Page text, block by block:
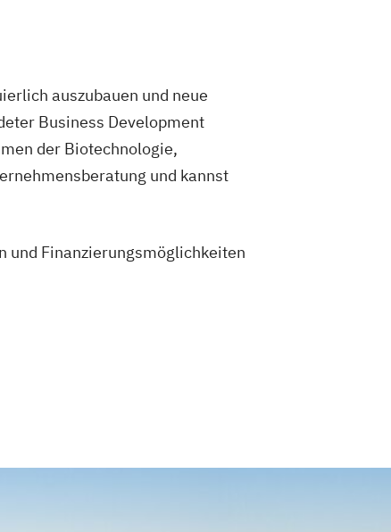
auszubauen und neue
Business Development
der Biotechnologie,
und kannst
und Finanzierungsmöglichkeiten